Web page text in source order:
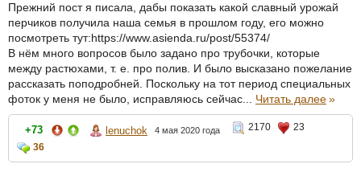
Прежний пост я писала, дабы показать какой славный урожай
перчиков получила наша семья в прошлом году, его можно
посмотреть тут:https://www.asienda.ru/post/55374/
В нём много вопросов было задано про трубочки, которые
между растюхами, т. е. про полив. И было высказано пожелание
рассказать поподробней. Поскольку на тот период специальных
фоток у меня не было, исправляюсь сейчас... Читать далее»
+73 lenuchok 4 мая 2020 года 2170
23
36